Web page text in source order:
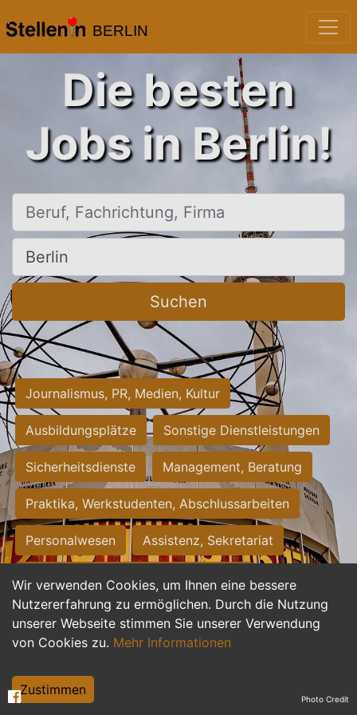
BERLIN
Wir verwenden Cookies, um Ihnen eine bessere
Nutzererfahrung zu ermöglichen. Durch die Nutzung
unserer Webseite stimmen Sie unserer Verwendung
von Cookies zu. Mehr Informationen
Zustimmen
Die besten
Jobs in Berlin!
Beruf, Fachrichtung, Firma
Ort, Stadt
Suchen
Journalismus, PR, Medien, Kultur
Ausbildungsplätze Sonstige Dienstleistungen
Sicherheitsdienste Management, Beratung
Praktika, Werkstudenten, Abschlussarbeiten
Personalwesen Assistenz, Sekretariat
Hilfskräfte, Aushilfs- und Nebenjobs
Einkauf, Logistik, Materialwirtschaft
Weiterbildung, Studium, duale Ausbildung
Tourismus
Photo Credit